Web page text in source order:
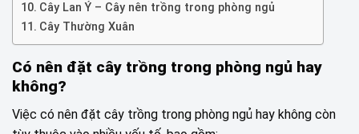
Cây Lan Ý – Cây nên trồng trong phòng ngủ
Cây Thường Xuân
Có nên đặt cây trồng trong phòng ngủ hay
không?
Việc có nên đặt cây trồng trong phòng ngủ hay không còn